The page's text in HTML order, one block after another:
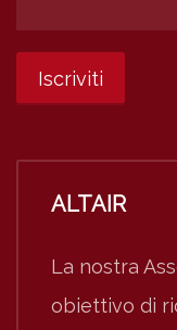
ALTAIR
La nostra
obiettivo di